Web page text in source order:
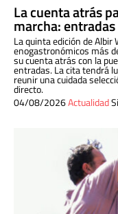
La cuenta atrás
marcha:
La quinta edición de Albir
enogastronómicos más
su cuenta atrás con la
entradas. La cita tendrá
reunir una cuidada
directo.
04/08/2026Actualidad